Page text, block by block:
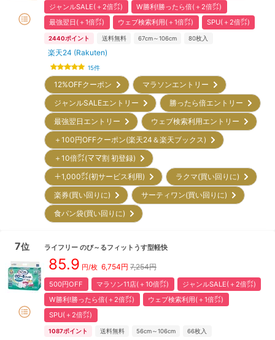
ジャンルSALE(＋2倍㌽)
W勝利!勝ったら倍(＋2倍㌽)
最強翌日(＋1倍㌽)
ウェブ検索利用(＋1倍㌽) SPU(＋2倍㌽)
2440ポイント 送料無料 67cm～106cm 80枚入
楽天24 (Rakuten)
15件
12%OFFクーポン
マラソンエントリー
ジャンルSALEエントリー
勝ったら倍エントリー
最強翌日エントリー
ウェブ検索利用エントリー
＋100円OFFクーポン(楽天24＆楽天ブックス)
＋10倍㌽(ママ割 初登録)
＋1,000㌽(初サービス利用)
ラクマ(買い回りに)
楽券(買い回りに)
サーティワン(買い回りに)
食パン袋(買い回りに)
7位 ライフリー のび～るフィットうす型軽快
85.9 円/枚 6,754円 7,254円
500円OFF マラソン11店(＋10倍㌽)
ジャンルSALE(＋2倍㌽)
W勝利!勝ったら倍(＋2倍㌽)
ウェブ検索利用(＋1倍㌽)
SPU(＋2倍㌽)
1087ポイント 送料無料 56cm～106cm 66枚入